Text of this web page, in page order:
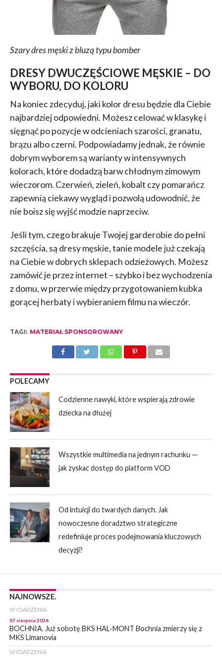
Szary dres męski z bluzą typu bomber
DRESY DWUCZĘŚCIOWE MĘSKIE – DO
WYBORU, DO KOLORU
Na koniec zdecyduj, jaki kolor dresu będzie dla Ciebie
najbardziej odpowiedni. Możesz celować w klasykę i
sięgnąć po pozycje w odcieniach szarości, granatu,
brązu albo czerni. Podpowiadamy jednak, że równie
dobrym wyborem są warianty w intensywnych
kolorach, które dodadzą barw chłodnym zimowym
wieczorom. Czerwień, zieleń, kobalt czy pomarańcz
zapewnią ciekawy wygląd i pozwolą udowodnić, że
nie boisz się wyjść modzie naprzeciw.
Jeśli tym, czego brakuje Twojej garderobie do pełni
szczęścia, są dresy męskie, tanie modele już czekają
na Ciebie w dobrych sklepach odzieżowych. Możesz
zamówić je przez internet – szybko i bez wychodzenia
z domu, w przerwie między przygotowaniem kubka
gorącej herbaty i wybieraniem filmu na wieczór.
TAGI: MATERIAŁ SPONSOROWANY
POLECAMY
Codzienne nawyki, które wspierają zdrowie
dziecka na dłużej
Wszystkie multimedia na jednym rachunku —
jak zyskać dostęp do platform VOD
Od intuicji do twardych danych. Jak
nowoczesne doradztwo strategiczne
redefiniuje proces podejmowania kluczowych
decyzji?
NAJNOWSZE.
WYDARZENIA
07 sierpnia 2026
BOCHNIA. Już sobotę BKS HAL-MONT Bochnia zmierzy się z
MKS Limanovia
WYDARZENIA